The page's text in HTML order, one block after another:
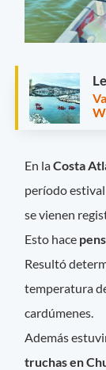
En laCosta
período
se vienen
Esto hace
Resultó
temperatura
cardúmenes.
Además
truchas en